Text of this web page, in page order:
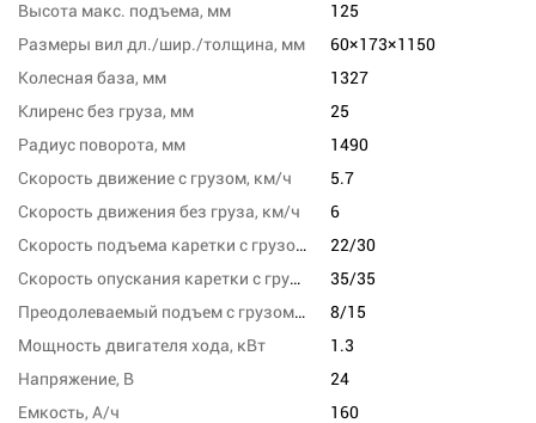
Высота макс. подъема, мм
125
Размеры вил дл./шир./толщина, мм
60×173×1150
Колесная база, мм
1327
Клиренс без груза, мм
25
Радиус поворота, мм
1490
Скорость движение с грузом, км/ч
5.7
Скорость движения без груза, км/ч
6
Скорость подъема каретки с грузом/без груза, м/с
22/30
Скорость опускания каретки с грузом/без груза,м/сек
35/35
Преодолеваемый подъем с грузом/без груза,%
8/15
Мощность двигателя хода, кВт
1.3
Напряжение, В
24
Емкость, А/ч
160